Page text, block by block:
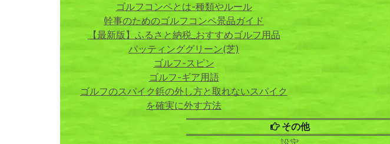
ゴルフコンペとは-種類やルール
幹事のためのゴルフコンペ景品ガイド
【最新版】ふるさと納税_おすすめゴルフ用品
パッティンググリーン(芝)
ゴルフ-スピン
ゴルフ-ギア用語
ゴルフのスパイク鋲の外し方と取れないスパイク
を確実に外す方法
その他